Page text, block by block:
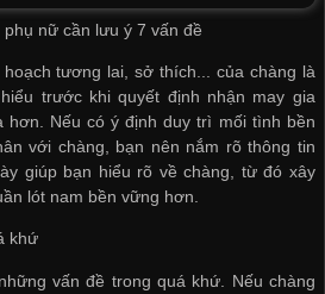
nữ cần lưu ý 7 vấn đề
tương lai, sở thích... của chàng là
trước khi quyết định nhận may gia
hơn. Nếu có ý định duy trì mối tình bền
với chàng, bạn nên nắm rõ thông tin
giúp bạn hiểu rõ về chàng, từ đó xây
lót nam bền vững hơn.
khứ
vấn đề trong quá khứ. Nếu chàng